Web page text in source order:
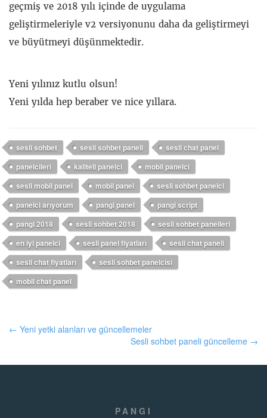
geçmiş ve 2018 yılı içinde de uygulama
geliştirmeleriyle v2 versiyonunu daha da geliştirmeyi
ve büyütmeyi düşünmektedir.
Yeni yılınız kutlu olsun!
Yeni yılda hep beraber ve nice yıllara.
sesli sohbet sesli sohbet paneli
sesli chat panel
panelcileri
kaliteli panelci
mobil panelci
sesli mobil panel
mobil panel
sesli sohbet panelci
panelci arıyorum
pangi panel
pangi script
pangi 2018
sesli sohbet 2018
sesli sohbet panelleri
en iyi panelci
sesli panel fiyatları
sesli chat paneli
sesli chat fiyatları
sesli sohbet panelcisi
mobil chat panel
← Yeni yetki alanları ve güncellemeler
Sesli sohbet paneli güncelleme →
PANGI